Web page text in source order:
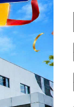
và cá tính
động học và
mà còn nâng